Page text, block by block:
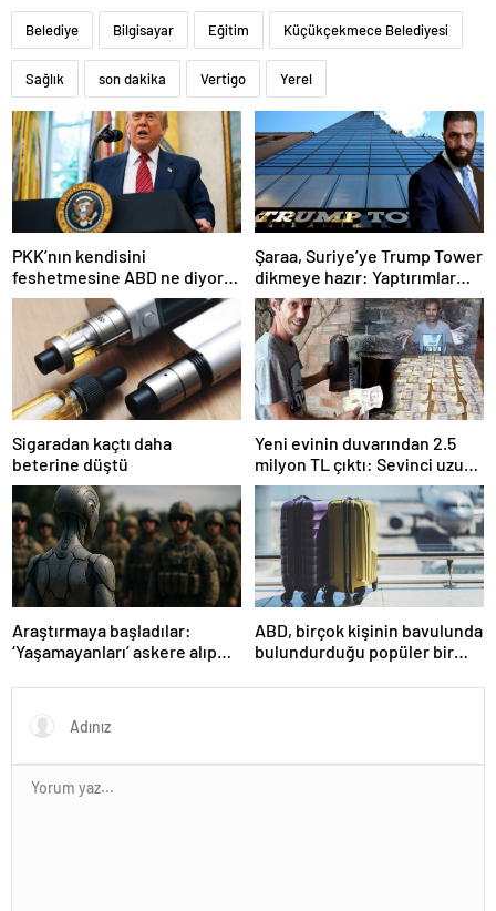
Belediye Bilgisayar Eğitim Küçükçekmece Belediyesi
Sağlık son dakika Vertigo Yerel
PKK’nın kendisini
feshetmesine ABD ne diyor?
İlk açıklama
Şaraa, Suriye’ye Trump Tower
dikmeye hazır: Yaptırımlar
bitsin yeter
Sigaradan kaçtı daha
beterine düştü
Yeni evinin duvarından 2.5
milyon TL çıktı: Sevinci uzun
sürmedi
Araştırmaya başladılar:
‘Yaşamayanları’ askere alıp
ABD, birçok kişinin bavulunda
bulundurduğu popüler bir